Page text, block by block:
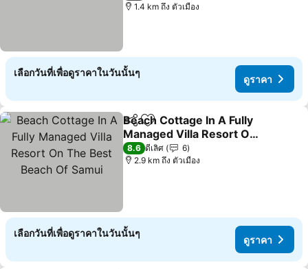
1.4 km ถึง ตัวเมือง
เลือกวันที่เพื่อดูราคาในวันนั้นๆ
ดูราคา
แชร์ เพิ่มในรายการโปรด
Beach Cottage In A Fully
Managed Villa Resort On
The Best Beach Of Samui
ดูราคา
8.6 ดีเลิศ
6
2.9 km ถึง ตัวเมือง
เลือกวันที่เพื่อดูราคาในวันนั้นๆ
ดูราคา